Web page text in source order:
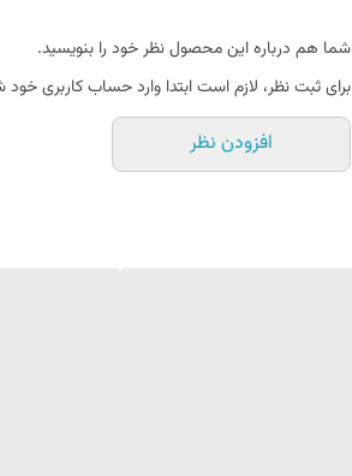
شما هم درباره این محصول نظر خود را بنویسید.
برای ثبت نظر، لازم است ابتدا وارد حساب کاربری خود
افزودن نظر